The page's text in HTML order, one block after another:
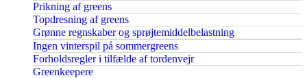
Prikning af greens
Topdresning af greens
Grønne regnskaber og sprøjtemiddelbelastning
Ingen vinterspil på sommergreens
Forholdsregler i tilfælde af tordenvejr
Greenkeepere